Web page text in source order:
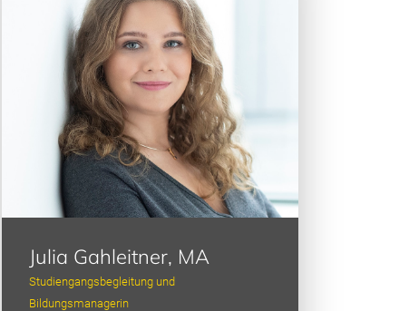
Julia Gahleitner, MA
Studiengangsbegleitung und
Bildungsmanagerin